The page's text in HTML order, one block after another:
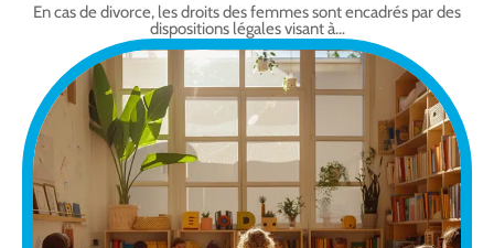
En cas de divorce, les droits des femmes sont encadrés par des
dispositions légales visant à…